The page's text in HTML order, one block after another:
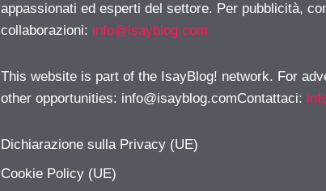
appassionati ed esperti del settore. Per pubblicità,
collaborazioni: info@isayblog.com
This website is part of the IsayBlog! network. For
other opportunities: info@isayblog.comContattaci:
Dichiarazione sulla Privacy (UE)
Cookie Policy (UE)